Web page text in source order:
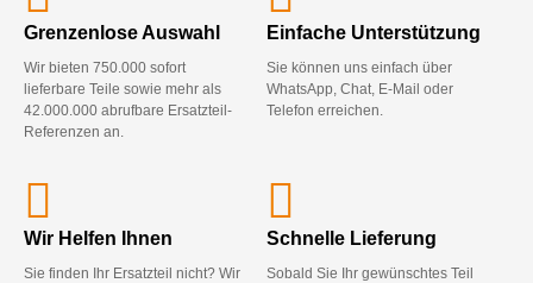
Grenzenlose Auswahl
Wir bieten 750.000 sofort
lieferbare Teile sowie mehr als
42.000.000 abrufbare Ersatzteil-
Referenzen an.
Einfache Unterstützung
Sie können uns einfach über
WhatsApp, Chat, E-Mail oder
Telefon erreichen.
Wir Helfen Ihnen
Sie finden Ihr Ersatzteil nicht? Wir
Schnelle Lieferung
Sobald Sie Ihr gewünschtes Teil